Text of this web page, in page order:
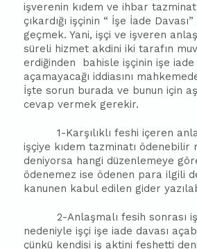
işverenin kıdem ve ihbar
çıkardığı işçinin “ İşe İade
geçmek. Yani, işçi ve işveren
süreli hizmet akdini iki tarafın
erdiğinden
bahisle işçinin işe iade
açamayacağı iddiasını
İşte sorun burada ve bunun için
cevap vermek gerekir.
1-Karşılıklı feshi içeren
işçiye kıdem tazminatı ödenebilir
deniyorsa hangi düzenlemeye
ödenemez ise ödenen para ilgili
kanunen kabul edilen gider
2-Anlaşmalı fesih sonrası
nedeniyle işçi işe iade davası
çünkü kendisi iş aktini feshetti